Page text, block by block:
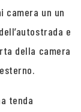
camera un un
e
della camera
tenda